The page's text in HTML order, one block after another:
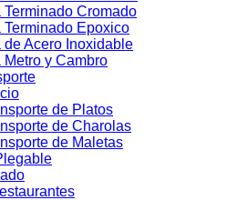
Terminado Cromado
Terminado Epoxico
de Acero Inoxidable
Metro y Cambro
de Platos
de Charolas
de Maletas